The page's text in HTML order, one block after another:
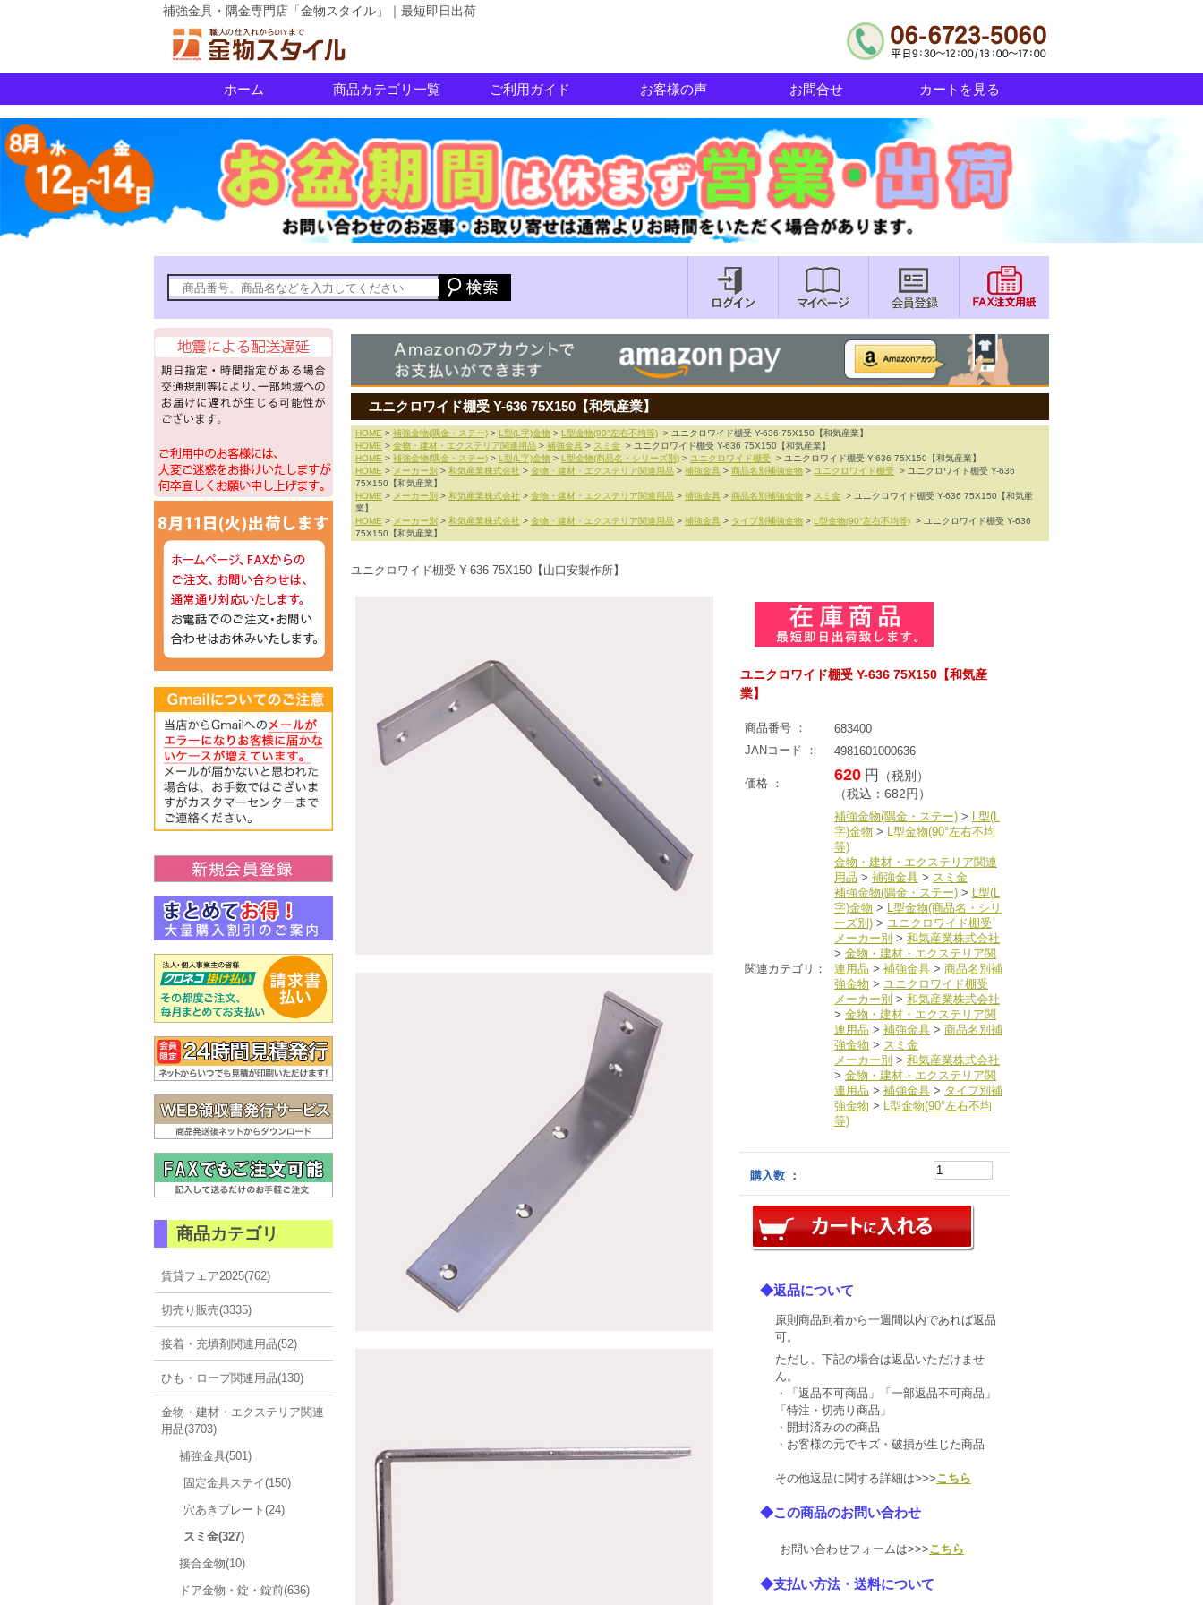
補強金具・隅金専門店「金物スタイル」｜最短即日出荷
ホーム 商品カテゴリ一覧 ご利用ガイド お客様の声 お問合せ カートを見る
商品カテゴリ
賃貸フェア2025(762)
切売り販売(3335)
接着・充填剤関連用品(52)
ひも・ロープ関連用品(130)
金物・建材・エクステリア関連
用品(3703)
補強金具(501)
固定金具ステイ(150)
穴あきプレート(24)
スミ金(327)
接合金物(10)
ドア金物・錠・錠前(636)
ユニクロワイド棚受 Y-636 75X150【和気産業】
HOME > 補強金物(隅金・ステー) > L型(L字)金物 > L型金物(90°左右不均等) > ユニクロワイド棚受 Y-636 75X150【和気産業】
HOME > 金物・建材・エクステリア関連用品 > 補強金具 > スミ金 > ユニクロワイド棚受 Y-636 75X150【和気産業】
HOME > 補強金物(隅金・ステー) > L型(L字)金物 > L型金物(商品名・シリーズ別) > ユニクロワイド棚受 > ユニクロワイド棚受 Y-636 75X150【和気産業】
HOME > メーカー別 > 和気産業株式会社 > 金物・建材・エクステリア関連用品 > 補強金具 > 商品名別補強金物 > ユニクロワイド棚受 > ユニクロワイド棚受 Y-636
75X150【和気産業】
HOME > メーカー別 > 和気産業株式会社 > 金物・建材・エクステリア関連用品 > 補強金具 > 商品名別補強金物 > スミ金 > ユニクロワイド棚受 Y-636 75X150【和気産
業】
HOME > メーカー別 > 和気産業株式会社 > 金物・建材・エクステリア関連用品 > 補強金具 > タイプ別補強金物 > L型金物(90°左右不均等) > ユニクロワイド棚受 Y-636
75X150【和気産業】
ユニクロワイド棚受 Y-636 75X150【山口安製作所】
ユニクロワイド棚受 Y-636 75X150【和気産
業】
商品番号 ：
683400
JANコード ：
4981601000636
価格 ： 620 円
（税別）
（税込： 682円）
関連カテゴリ：
補強金物(隅金・ステー) >
L型(L
字)金物 >
L型金物(90°左右不均
等)
金物・建材・エクステリア関連
用品 > 補強金具 > スミ金
補強金物(隅金・ステー) >
L型(L
字)金物 >
L型金物(商品名・シリ
ーズ別) > ユニクロワイド棚受
メーカー別 > 和気産業株式会社
> 金物・建材・エクステリア関
連用品 > 補強金具 > 商品名別補
強金物 > ユニクロワイド棚受
メーカー別 > 和気産業株式会社
> 金物・建材・エクステリア関
連用品 > 補強金具 > 商品名別補
強金物 > スミ金
メーカー別 > 和気産業株式会社
> 金物・建材・エクステリア関
連用品 > 補強金具 > タイプ別補
強金物 >
L型金物(90°左右不均
等)
購入数 ：
◆返品について
原則商品到着から一週間以内であれば返品
可。
ただし、下記の場合は返品いただけませ
ん。
・「返品不可商品」「一部返品不可商品」
「特注・切売り商品」
・開封済みのの商品
・お客様の元でキズ・破損が生じた商品
その他返品に関する詳細は>>>こちら
◆この商品のお問い合わせ
お問い合わせフォームは>>>こちら
◆支払い方法・送料について